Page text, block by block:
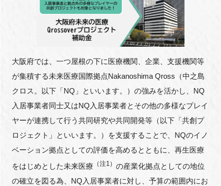
インタビュー・コラム
ニュース・掲示板
LINK-Jを知る
施設・アクセス
FAQ
イベントお知らせメール登録
大阪府では、一つ屋根の下に医療機関、企業、支援機関等
が集積する未来医療国際拠点Nakanoshima Qross（中之島
クロス。以下「NQ」といいます。）の強みを活かし、NQ
入居事業者同士又はNQ入居事業者とその他の多様なプレイ
ヤーが連携して行う共同研究や共同開発等（以下「共創プ
ロジェクト」といいます。）を支援することで、NQのイノ
ベーション拠点としての評価を高めるとともに、再生医療
をはじめとした未来医療 （注1） の産業化拠点としての地位
の確立を図る為、NQ入居事業者に対し、予算の範囲内にお